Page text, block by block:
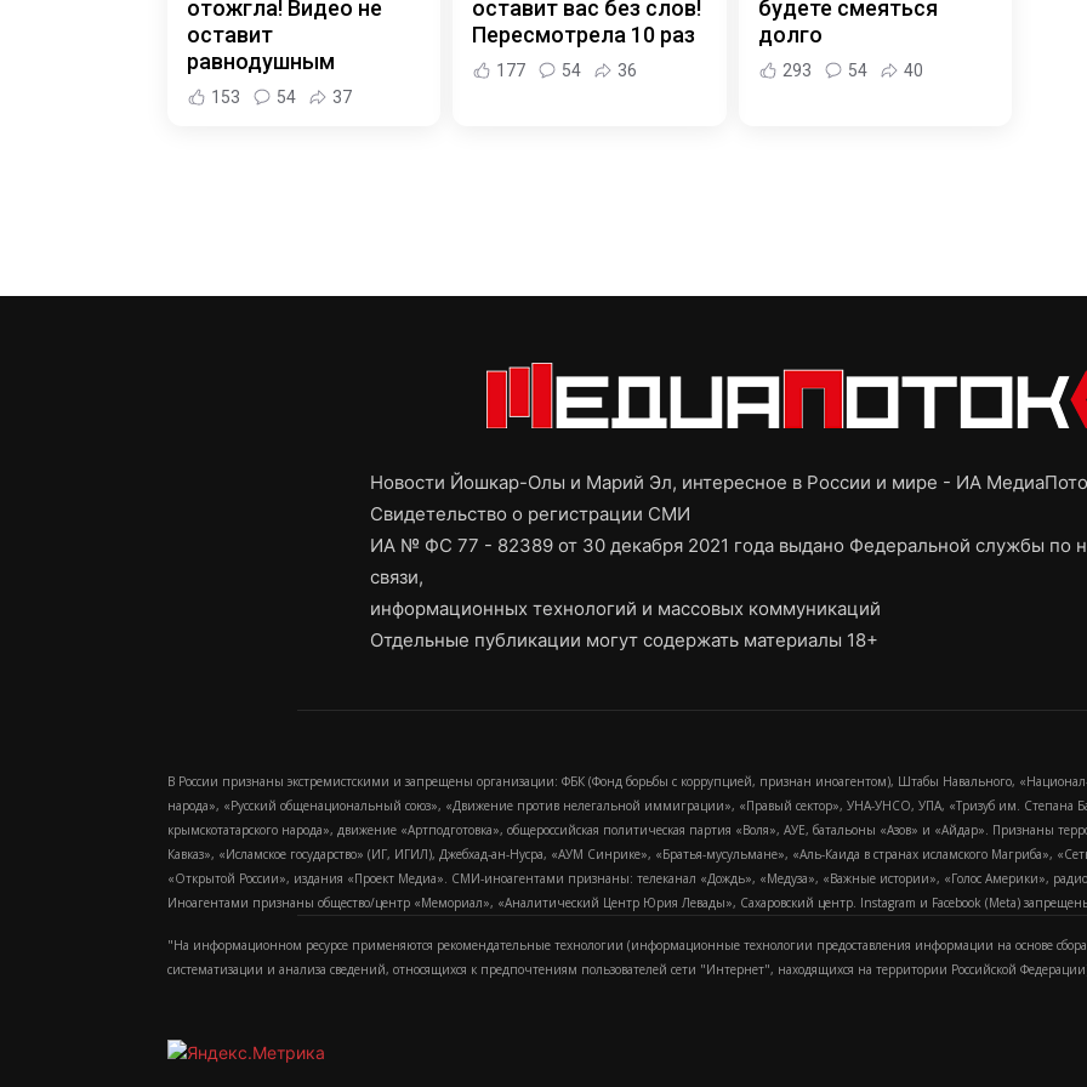
отожгла! Видео не
оставит
равнодушным
153 54 37
оставит вас без слов!
Пересмотрела 10 раз
177 54 36
будете смеяться
долго
293 54 40
Новости Йошкар-Олы и Марий Эл, интересное в России и мире - ИА
Свидетельство о регистрации СМИ
ИА № ФС 77 - 82389 от 30 декабря 2021 года выдано Федеральной службы по
связи,
информационных технологий и массовых коммуникаций
Отдельные публикации могут содержать материалы 18+
В России признаны экстремистскими и запрещены организации: ФБК (Фонд борьбы с коррупцией, признан иноагентом), Штабы Навального,
народа», «Русский общенациональный союз», «Движение против нелегальной иммиграции», «Правый сектор», УНА-УНСО, УПА, «Тризуб им.
крымскотатарского народа», движение «Артподготовка», общероссийская политическая партия «Воля», АУЕ, батальоны «Азов» и «Айдар». Признаны
Кавказ», «Исламское государство» (ИГ, ИГИЛ), Джебхад-ан-Нусра, «АУМ Синрике», «Братья-мусульмане», «Аль-Каида в странах исламского Магриба»,
«Открытой России», издания «Проект Медиа». СМИ-иноагентами признаны: телеканал «Дождь», «Медуза», «Важные истории», «Голос Америки»,
Иноагентами признаны общество/центр «Мемориал», «Аналитический Центр Юрия Левады», Сахаровский центр. Instagram и Facebook (Metа)
"На информационном ресурсе применяются рекомендательные технологии (информационные технологии предоставления информации на основе
систематизации и анализа сведений, относящихся к предпочтениям пользователей сети "Интернет", находящихся на территории Российской